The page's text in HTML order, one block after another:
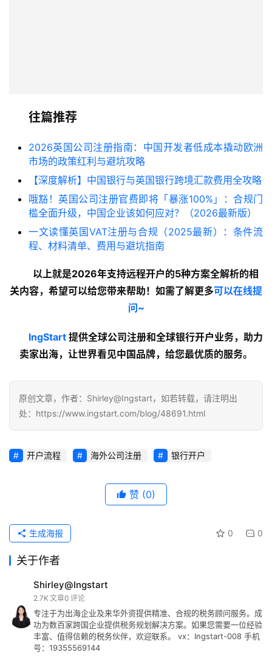
往篇推荐
2026英国公司注册指南：中国开发者低成本撬动欧洲
市场的政策红利与避坑攻略
【深度解析】中国银行与英国银行跨境汇款费用全攻略
哦豁！英国公司注册官费即将「暴涨100%」：合规门
槛全面升级，中国企业该如何应对？（2026最新版）
一文读懂英国VAT注册与合规（2025最新）：条件流
程、材料清单、费用与避坑指南
以上就是2026年支持远程开户的5种方案全解析的相
关内容，希望可以给您带来帮助！如需了解更多可以在线提
问~
lngStart 提供全球公司注册和全球银行开户业务，助力
卖家出海，让世界看见中国品牌，给您最优质的服务。
原创文章，作者：Shirley@Ingstart，如若转载，请注明出
处：https://www.ingstart.com/blog/48691.html
开户流程 海外公司注册 银行开户
赞 (0)
0 0
生成海报
关于作者
Shirley@Ingstart
2.7K 文章0 评论
专注于为出海企业及来华外资提供精准、合规的税务顾问服务。成
功为数百家跨国企业提供税务规划解决方案。如果您需要一位经验
丰富、值得信赖的税务伙伴，欢迎联系。 vx：Ingstart-008 手机
号：19355569144